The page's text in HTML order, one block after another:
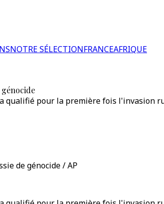
NOTRE SÉLECTIONFRANCEAFRIQUE
génocide
qualifié pour la première fois
de génocide / AP